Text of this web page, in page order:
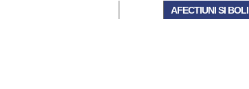
AFECTIUNI SI BOLI